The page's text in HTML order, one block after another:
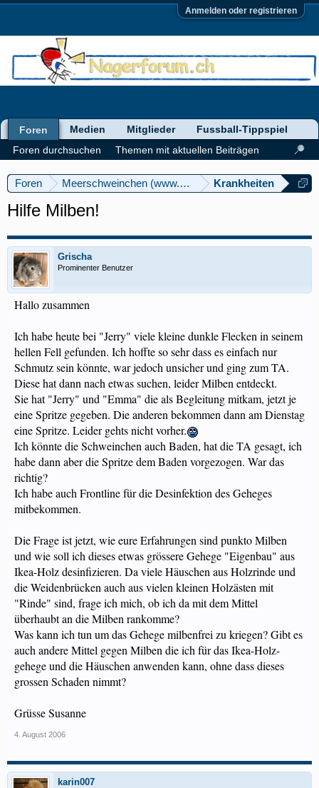
Anmelden oder registrieren
Foren Meerschweinchen (www.meerschweinforum.ch)
Krankheiten
Hilfe Milben!
Grischa
Prominenter Benutzer
Hallo zusammen
Ich habe heute bei "Jerry" viele kleine dunkle Flecken in seinem
hellen Fell gefunden. Ich hoffte so sehr dass es einfach nur
Schmutz sein könnte, war jedoch unsicher und ging zum TA.
Diese hat dann nach etwas suchen, leider Milben entdeckt.
Sie hat "Jerry" und "Emma" die als Begleitung mitkam, jetzt je
eine Spritze gegeben. Die anderen bekommen dann am Dienstag
eine Spritze. Leider gehts nicht vorher.
Ich könnte die Schweinchen auch Baden, hat die TA gesagt, ich
habe dann aber die Spritze dem Baden vorgezogen. War das
richtig?
Ich habe auch Frontline für die Desinfektion des Geheges
mitbekommen.
Die Frage ist jetzt, wie eure Erfahrungen sind punkto Milben
und wie soll ich dieses etwas grössere Gehege "Eigenbau" aus
Ikea-Holz desinfizieren. Da viele Häuschen aus Holzrinde und
die Weidenbrücken auch aus vielen kleinen Holzästen mit
"Rinde" sind, frage ich mich, ob ich da mit dem Mittel
überhaubt an die Milben rankomme?
Was kann ich tun um das Gehege milbenfrei zu kriegen? Gibt es
auch andere Mittel gegen Milben die ich für das Ikea-Holz-
gehege und die Häuschen anwenden kann, ohne dass dieses
grossen Schaden nimmt?
Grüsse Susanne
4. August 2006
karin007
Foren
Foren durchsuchen
Themen mit aktuellen Beiträgen
Medien Mitglieder Fussball-Tippspiel